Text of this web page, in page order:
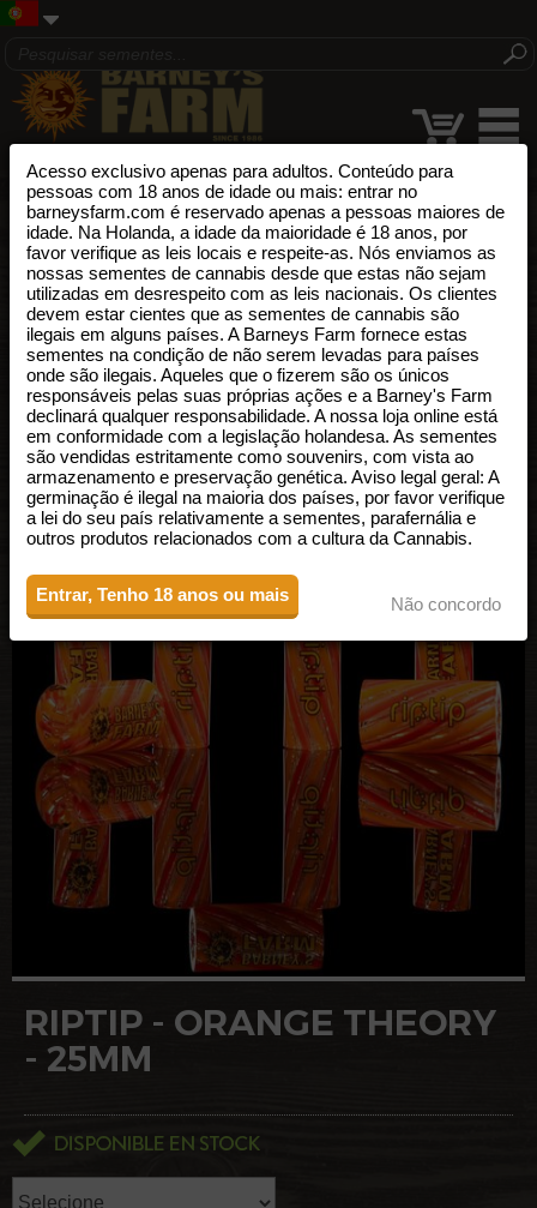
RIPTIP - ORANGE THEORY
- 25MM
Acesso exclusivo apenas para adultos. Conteúdo para
pessoas com 18 anos de idade ou mais: entrar no
barneysfarm.com é reservado apenas a pessoas maiores de
idade. Na Holanda, a idade da maioridade é 18 anos, por
favor verifique as leis locais e respeite-as. Nós enviamos as
nossas sementes de cannabis desde que estas não sejam
utilizadas em desrespeito com as leis nacionais. Os clientes
devem estar cientes que as sementes de cannabis são
ilegais em alguns países. A Barneys Farm fornece estas
sementes na condição de não serem levadas para países
onde são ilegais. Aqueles que o fizerem são os únicos
responsáveis pelas suas próprias ações e a Barney's Farm
declinará qualquer responsabilidade. A nossa loja online está
em conformidade com a legislação holandesa. As sementes
são vendidas estritamente como souvenirs, com vista ao
armazenamento e preservação genética. Aviso legal geral: A
germinação é ilegal na maioria dos países, por favor verifique
a lei do seu país relativamente a sementes, parafernália e
outros produtos relacionados com a cultura da Cannabis.
Entrar, Tenho 18 anos ou mais Não concordo